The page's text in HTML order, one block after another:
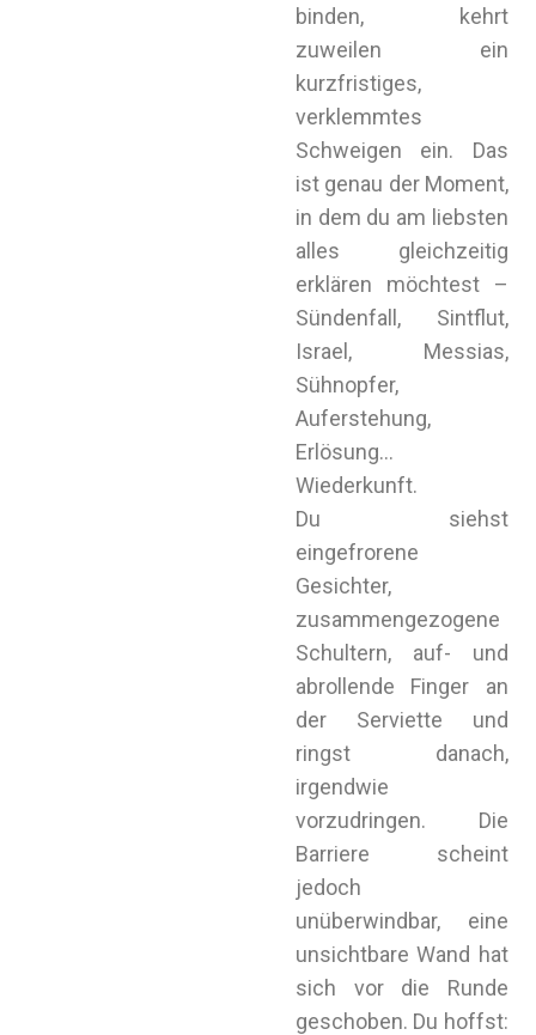
binden, kehrt
zuweilen ein
kurzfristiges,
verklemmtes
Schweigen ein. Das
ist genau der Moment,
in dem du am liebsten
alles gleichzeitig
erklären möchtest –
Sündenfall, Sintflut,
Israel, Messias,
Sühnopfer,
Auferstehung,
Erlösung…
Wiederkunft.
Du siehst
eingefrorene
Gesichter,
zusammengezogene
Schultern, auf- und
abrollende Finger an
der Serviette und
ringst danach,
irgendwie
vorzudringen. Die
Barriere scheint
jedoch
unüberwindbar, eine
unsichtbare Wand hat
sich vor die Runde
geschoben. Du hoffst: